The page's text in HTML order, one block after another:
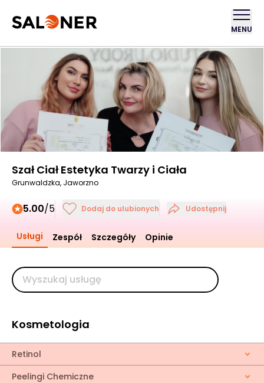
MENU
Szał Ciał Estetyka Twarzy i Ciała
Grunwaldzka, Jaworzno
5.00/5 Dodaj do ulubionych Udostępnij
Usługi Zespół Szczegóły Opinie
Kosmetologia
Retinol
Peelingi Chemiczne